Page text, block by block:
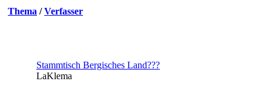
Thema /Verfasser
Stammtisch Bergisches Land???
LaKlema